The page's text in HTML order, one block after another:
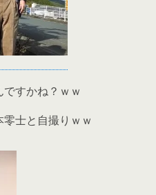
すかね？ｗｗ
士と自撮りｗｗ